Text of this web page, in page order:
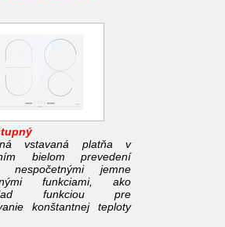
vstavaná platňa v
bielom prevedení
nespočetnými jemne
funkciami, ako
funkciou pre
konštantnej teploty